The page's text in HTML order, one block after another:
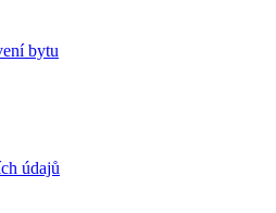
bytu
údajů